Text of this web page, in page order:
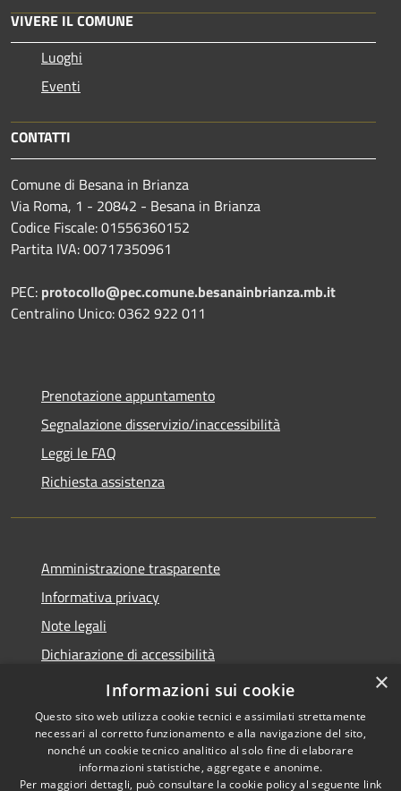
VIVERE IL COMUNE
Luoghi
Eventi
CONTATTI
Comune di Besana in Brianza
Via Roma, 1 - 20842 - Besana in Brianza
Codice Fiscale: 01556360152
Partita IVA: 00717350961
PEC: protocollo@pec.comune.besanainbrianza.mb.it
Centralino Unico: 0362 922 011
Prenotazione appuntamento
Segnalazione disservizio/inaccessibilità
Leggi le FAQ
Richiesta assistenza
Amministrazione trasparente
Informativa privacy
Note legali
Dichiarazione di accessibilità
Dichiarazione di accessibilità APP Municipium
Copyright © 2026 • Comune di
×
Informazioni sui cookie
Questo sito web utilizza cookie tecnici e assimilati strettamente
necessari al corretto funzionamento e alla navigazione del sito,
nonché un cookie tecnico analitico al solo fine di elaborare
informazioni statistiche, aggregate e anonime.
Per maggiori dettagli, può consultare la cookie policy al seguente link